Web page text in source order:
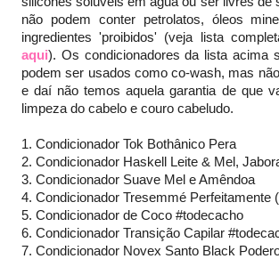
não podem conter petrolatos, óleos
ingredientes 'proibidos' (veja lista
aqui). Os condicionadores da lista acima
podem ser usados como co-wash, mas
e daí não temos aquela garantia de que
limpeza do cabelo e couro cabeludo.
1. Condicionador Tok Bothânico Pera
2. Condicionador Haskell Leite & Mel,
3. Condicionador Suave Mel e Amêndoa
4. Condicionador Tresemmé Perfeitamente
5. Condicionador de Coco #todecacho
6. Condicionador Transição Capilar
7. Condicionador Novex Santo Black